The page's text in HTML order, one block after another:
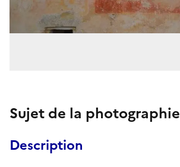
Sujet de la photographie
Description